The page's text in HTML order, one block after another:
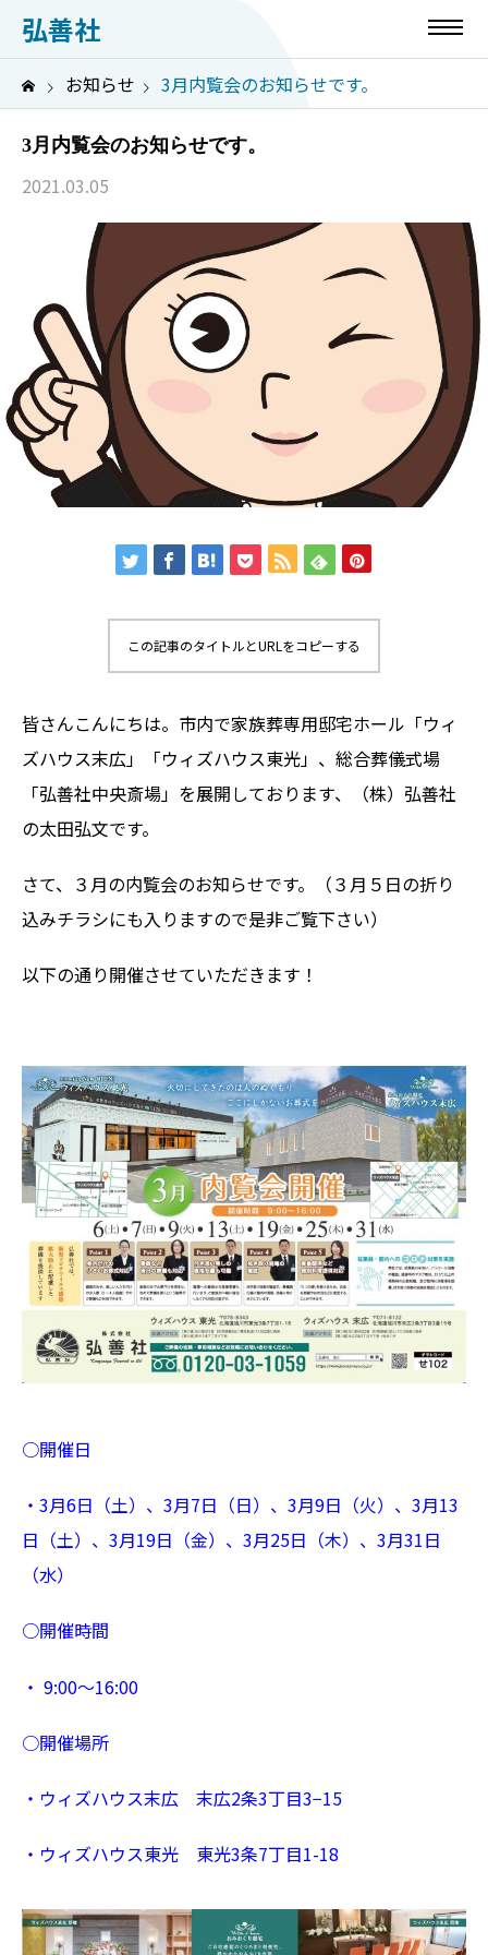
弘善社
お知らせ 3月内覧会のお知らせです。
3月内覧会のお知らせです。
2021.03.05
この記事のタイトルとURLをコピーする
皆さんこんにちは。市内で家族葬専用邸宅ホール「ウィ
ズハウス末広」「ウィズハウス東光」、総合葬儀式場
「弘善社中央斎場」を展開しております、
（株）弘善社
の太田弘文です。
さて、３ 月の内覧会のお知らせです。（３ 月５ 日の折り
込みチラシにも入りますので是非ご覧下さい）
以下の通り開催させていただきます！
○開催日
・3月6日（土）、3月7日（日）、3月9日（火）、3月13
日（土）、3月19日（金）、3月25日（木）、3月31日
（水）
○開催時間
・ 9:00〜16:00
○開催場所
・ウィズハウス末広 末広2条3丁目3−15
・ウィズハウス東光 東光3条7丁目1-18